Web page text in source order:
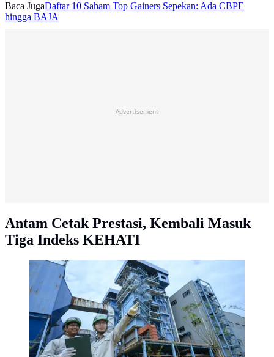
Baca JugaDaftar 10 Saham Top Gainers Sepekan: Ada CBPE
hingga BAJA
Advertisement
Antam Cetak Prestasi, Kembali Masuk
Tiga Indeks KEHATI